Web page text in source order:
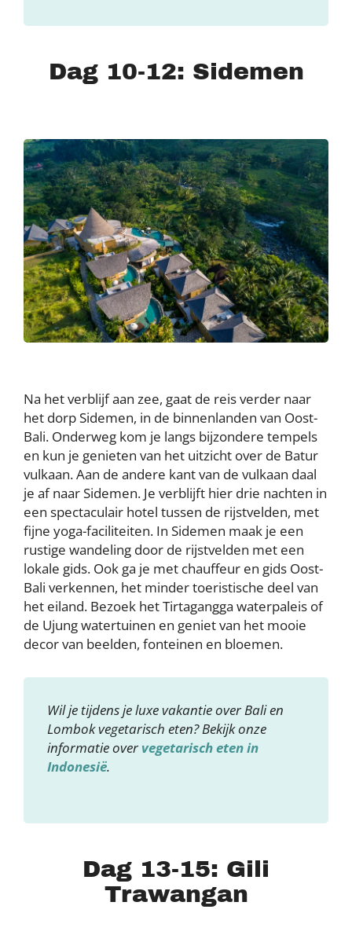
Dag 10-12: Sidemen
Na het verblijf aan zee, gaat de reis verder naar
het dorp Sidemen, in de binnenlanden van Oost-
Bali. Onderweg kom je langs bijzondere tempels
en kun je genieten van het uitzicht over de Batur
vulkaan. Aan de andere kant van de vulkaan daal
je af naar Sidemen. Je verblijft hier drie nachten in
een spectaculair hotel tussen de rijstvelden, met
fijne yoga-faciliteiten. In Sidemen maak je een
rustige wandeling door de rijstvelden met een
lokale gids. Ook ga je met chauffeur en gids Oost-
Bali verkennen, het minder toeristische deel van
het eiland. Bezoek het Tirtagangga waterpaleis of
de Ujung watertuinen en geniet van het mooie
decor van beelden, fonteinen en bloemen.
Wil je tijdens je luxe vakantie over Bali en
Lombok vegetarisch eten? Bekijk onze
informatie overvegetarisch eten in
Indonesië.
Dag 13-15: Gili
Trawangan